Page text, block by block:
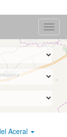
Menú
Aceral